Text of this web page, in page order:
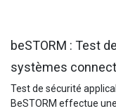
beSTORM : Test
systèmes
Test de sécurité
BeSTORM effectue une